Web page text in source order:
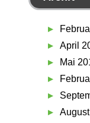
April
Mai